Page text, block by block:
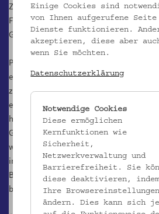
Zahlreiche Einzelblätter ergänzen diesen
Fragen zu Erinnerungskultur,
Gestaltungstechniken aufwirft.
Poesiealben und Stammbücher sind
eines Kulturphänomens, dessen Anfänge
zurückreichen und das im Umfeld der
entstanden ist. Daraus entwickelte sich
humanistische Stammbuch, das auf den
Gepäck war und Freunden sowie
wurde. Seit Ende des 18. Jahrhunderts ist
immer mehr zur Domäne der Frauen
Bücher wurden Albumblattkassetten
beschriebenen Einzelblätter gesammelt
Einige Cookies sind
von Ihnen aufgerufene Seite
Dienste funktionieren.
akzeptieren, diese aber
wenn Sie möchten.
Datenschutzerklärung
Notwendige Cookies
Diese ermöglichen
Kernfunktionen wie
Sicherheit,
Netzwerkverwaltung und
Barrierefreiheit. Sie
diese deaktivieren,
Ihre Browsereinstellungen
ändern. Dies kann sich